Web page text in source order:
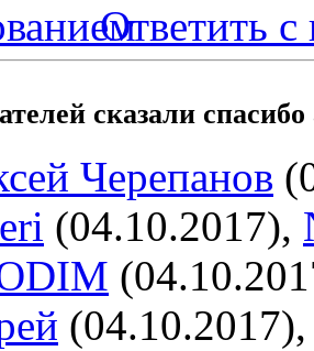
Ответить с
сказали
Черепанов
(04.10.2017),